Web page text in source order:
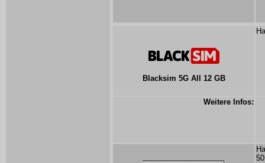
Blacksim 5G All 12 GB
Weitere Infos: